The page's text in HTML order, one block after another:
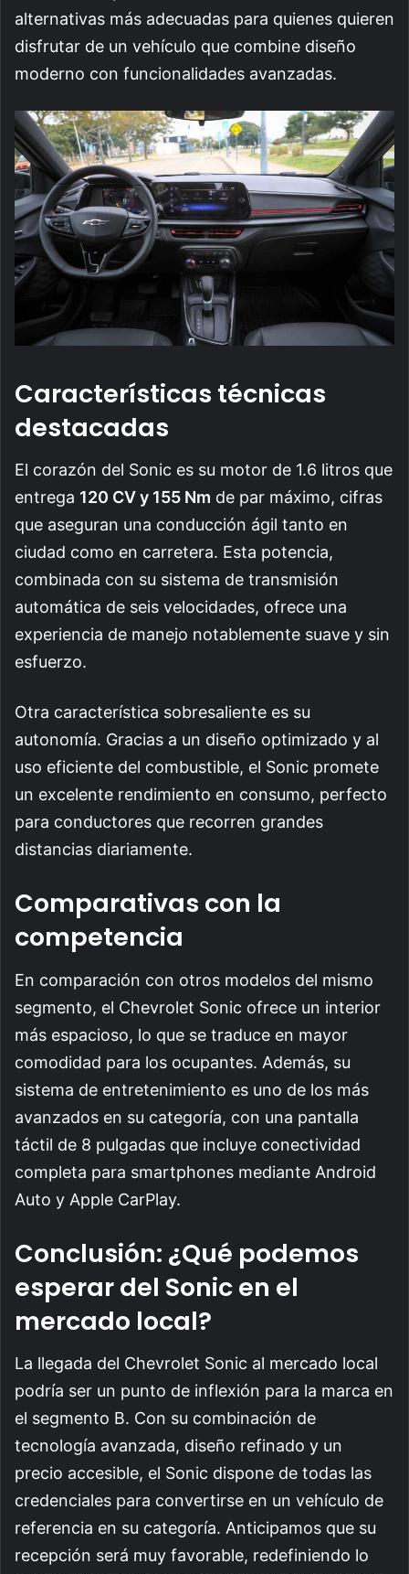
alternativas más adecuadas para quienes quieren
disfrutar de un vehículo que combine diseño
moderno con funcionalidades avanzadas.
Características técnicas
destacadas
El corazón del Sonic es su motor de 1.6 litros que
entrega 120 CV y 155 Nm de par máximo, cifras
que aseguran una conducción ágil tanto en
ciudad como en carretera. Esta potencia,
combinada con su sistema de transmisión
automática de seis velocidades, ofrece una
experiencia de manejo notablemente suave y sin
esfuerzo.
Otra característica sobresaliente es su
autonomía. Gracias a un diseño optimizado y al
uso eficiente del combustible, el Sonic promete
un excelente rendimiento en consumo, perfecto
para conductores que recorren grandes
distancias diariamente.
Comparativas con la
competencia
En comparación con otros modelos del mismo
segmento, el Chevrolet Sonic ofrece un interior
más espacioso, lo que se traduce en mayor
comodidad para los ocupantes. Además, su
sistema de entretenimiento es uno de los más
avanzados en su categoría, con una pantalla
táctil de 8 pulgadas que incluye conectividad
completa para smartphones mediante Android
Auto y Apple CarPlay.
Conclusión: ¿Qué podemos
esperar del Sonic en el
mercado local?
La llegada del Chevrolet Sonic al mercado local
podría ser un punto de inflexión para la marca en
el segmento B. Con su combinación de
tecnología avanzada, diseño refinado y un
precio accesible, el Sonic dispone de todas las
credenciales para convertirse en un vehículo de
referencia en su categoría. Anticipamos que su
recepción será muy favorable, redefiniendo lo